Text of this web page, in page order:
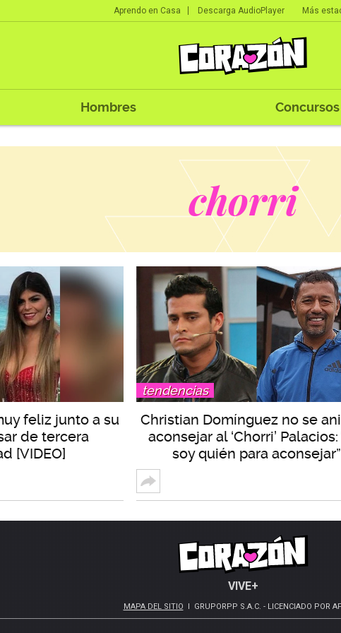
Aprendo en Casa Descarga AudioPlayer Más
Hombres Concursos
chorri
feliz junto a su
de tercera
[VIDEO]
tendencias
Christian Domínguez no se
aconsejar al ‘Chorri’ Palacios:
soy quién para aconsejar”
VIVE+
MAPA DEL SITIO GRUPORPP S.A.C. - LICENCIADO POR